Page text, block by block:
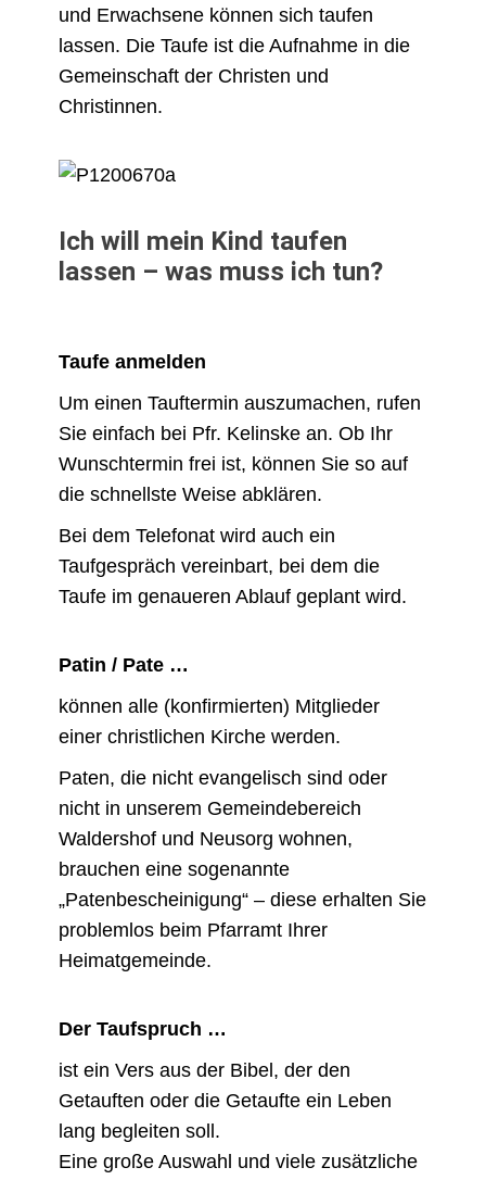
und Erwachsene können sich taufen
lassen. Die Taufe ist die Aufnahme in die
Gemeinschaft der Christen und
Christinnen.
Ich will mein Kind taufen
lassen – was muss ich tun?
Taufe anmelden
Um einen Tauftermin auszumachen, rufen
Sie einfach bei Pfr. Kelinske an. Ob Ihr
Wunschtermin frei ist, können Sie so auf
die schnellste Weise abklären.
Bei dem Telefonat wird auch ein
Taufgespräch vereinbart, bei dem die
Taufe im genaueren Ablauf geplant wird.
Patin / Pate …
können alle (konfirmierten) Mitglieder
einer christlichen Kirche werden.
Paten, die nicht evangelisch sind oder
nicht in unserem Gemeindebereich
Waldershof und Neusorg wohnen,
brauchen eine sogenannte
„Patenbescheinigung“ – diese erhalten Sie
problemlos beim Pfarramt Ihrer
Heimatgemeinde.
Der Taufspruch …
ist ein Vers aus der Bibel, der den
Getauften oder die Getaufte ein Leben
lang begleiten soll.
Eine große Auswahl und viele zusätzliche